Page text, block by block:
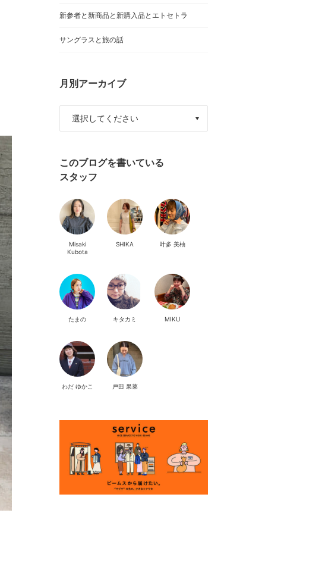
新参者と新商品と新購入品とエトセトラ
サングラスと旅の話
月別アーカイブ
このブログを書いている
スタッフ
Misaki
Kubota
SHIKA 叶多 美柚
たまの キタカミ MIKU
わだ ゆかこ 戸田 果菜